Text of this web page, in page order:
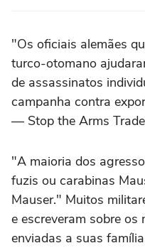
"Os oficiais alemães
turco-otomano
de assassinatos
campanha contra
— Stop the Arms
"A maioria dos
fuzis ou carabinas
Mauser." Muitos
e escreveram sobre
enviadas a suas